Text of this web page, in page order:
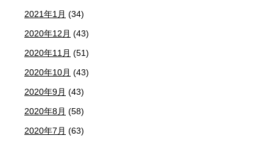
2021年1月 (34)
2020年12月 (43)
2020年11月 (51)
2020年10月 (43)
2020年9月 (43)
2020年8月 (58)
2020年7月 (63)